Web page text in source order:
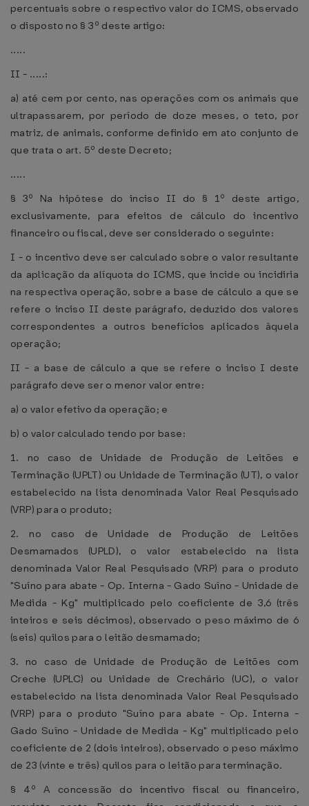
percentuais sobre o respectivo valor do ICMS, observado
o disposto no § 3º deste artigo:
.....
II - .....:
a) até cem por cento, nas operações com os animais que
ultrapassarem, por período de doze meses, o teto, por
matriz, de animais, conforme definido em ato conjunto de
que trata o art. 5º deste Decreto;
.....
§ 3º Na hipótese do inciso II do § 1º deste artigo,
exclusivamente, para efeitos de cálculo do incentivo
financeiro ou fiscal, deve ser considerado o seguinte:
I - o incentivo deve ser calculado sobre o valor resultante
da aplicação da alíquota do ICMS, que incide ou incidiria
na respectiva operação, sobre a base de cálculo a que se
refere o inciso II deste parágrafo, deduzido dos valores
correspondentes a outros benefícios aplicados àquela
operação;
II - a base de cálculo a que se refere o inciso I deste
parágrafo deve ser o menor valor entre:
a) o valor efetivo da operação; e
b) o valor calculado tendo por base:
1. no caso de Unidade de Produção de Leitões e
Terminação (UPLT) ou Unidade de Terminação (UT), o valor
estabelecido na lista denominada Valor Real Pesquisado
(VRP) para o produto;
2. no caso de Unidade de Produção de Leitões
Desmamados (UPLD), o valor estabelecido na lista
denominada Valor Real Pesquisado (VRP) para o produto
"Suíno para abate - Op. Interna - Gado Suíno - Unidade de
Medida - Kg" multiplicado pelo coeficiente de 3,6 (três
inteiros e seis décimos), observado o peso máximo de 6
(seis) quilos para o leitão desmamado;
3. no caso de Unidade de Produção de Leitões com
Creche (UPLC) ou Unidade de Crechário (UC), o valor
estabelecido na lista denominada Valor Real Pesquisado
(VRP) para o produto "Suíno para abate - Op. Interna -
Gado Suíno - Unidade de Medida - Kg" multiplicado pelo
coeficiente de 2 (dois inteiros), observado o peso máximo
de 23 (vinte e três) quilos para o leitão para terminação.
§ 4º A concessão do incentivo fiscal ou financeiro,